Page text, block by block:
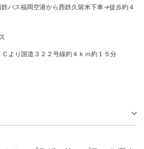
ジネスや観光の拠点として便利です。
バス福岡空港から西鉄久留米下車→徒歩約４
より国道３２２号線約４ｋｍ約１５分